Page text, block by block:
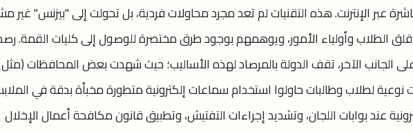
عبر الإنترنت. هذه التقنيات لم تعد مجرد محاولات فردية، بل تحولت إلى "بيزنس" غير
الطلاب وأولياء الأمور، ويوهمهم بوجود طرق مختصرة للوصول إلى كليات القمة.
الجانب الآخر، تقف الدولة بالمرصاد لهذه الأساليب؛ حيث شهدت بعض المحافظات (مثل
نوعية لطلاب وطالبات حاولوا استخدام سماعات إلكترونية متطورة مخبأة بدقة في
عند بوابات اللجان، وتشديد إجراءات التفتيش، وتطبيق قانون مكافحة أعمال الإخلال